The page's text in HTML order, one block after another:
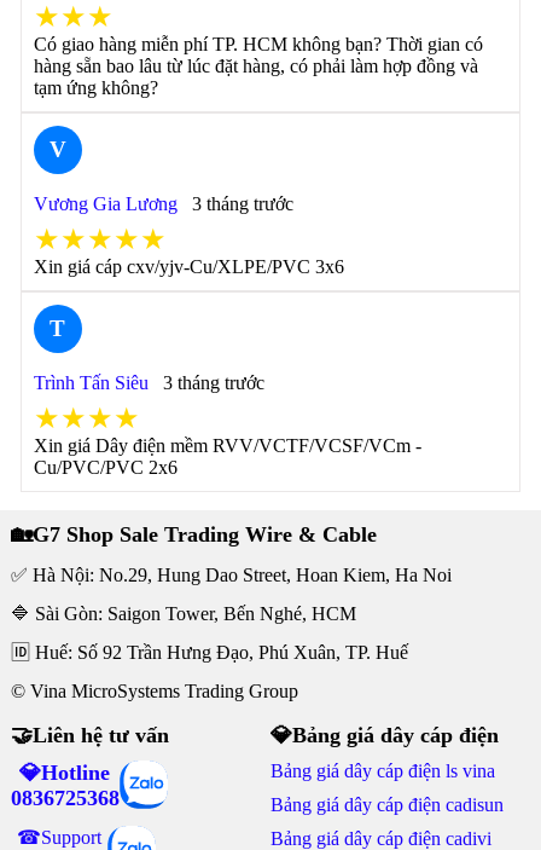
★★★
Có giao hàng miễn phí TP. HCM không bạn? Thời gian có
hàng sẵn bao lâu từ lúc đặt hàng, có phải làm hợp đồng và
tạm ứng không?
V
Vương Gia Lương 3 tháng trước
★★★★★
Xin giá cáp cxv/yjv-Cu/XLPE/PVC 3x6
T
Trình Tấn Siêu 3 tháng trước
★★★★
Xin giá Dây điện mềm RVV/VCTF/VCSF/VCm -
Cu/PVC/PVC 2x6
🏡G7 Shop Sale Trading Wire & Cable
✅ Hà Nội: No.29, Hung Dao Street, Hoan Kiem, Ha Noi
🔷 Sài Gòn: Saigon Tower, Bến Nghé, HCM
🆔 Huế: Số 92 Trần Hưng Đạo, Phú Xuân, TP. Huế
© Vina MicroSystems Trading Group
🤝Liên hệ tư vấn
💎Hotline
0836725368
☎Support
💎Bảng giá dây cáp điện
Bảng giá dây cáp điện ls vina
Bảng giá dây cáp điện cadisun
Bảng giá dây cáp điện cadivi